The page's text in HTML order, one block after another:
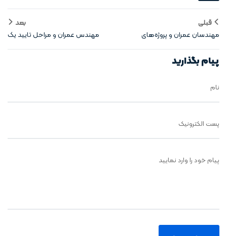
قبلی
مهندسان عمران و پروژه‌های
زیربنایی شهری در جهان
بعد
مهندس عمران و مراحل تایید یک
طرح سازه
پیام بگذارید
نام
پست الکترونیک
پیام خود را وارد نمایید